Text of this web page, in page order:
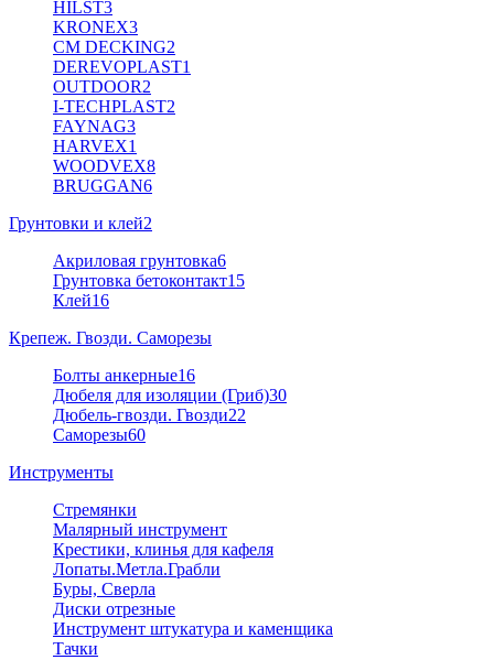
HILST3
KRONEX3
CM DECKING2
DEREVOPLAST1
OUTDOOR2
I-TECHPLAST2
FAYNAG3
HARVEX1
WOODVEX8
BRUGGAN6
Грунтовки и клей2
Акриловая грунтовка6
Грунтовка бетоконтакт15
Клей16
Крепеж. Гвозди. Саморезы
Болты анкерные16
Дюбеля для изоляции (Гриб)30
Дюбель-гвозди. Гвозди22
Саморезы60
Инструменты
Стремянки
Малярный инструмент
Крестики, клинья для кафеля
Лопаты.Метла.Грабли
Буры, Сверла
Диски отрезные
Инструмент штукатура и каменщика
Тачки